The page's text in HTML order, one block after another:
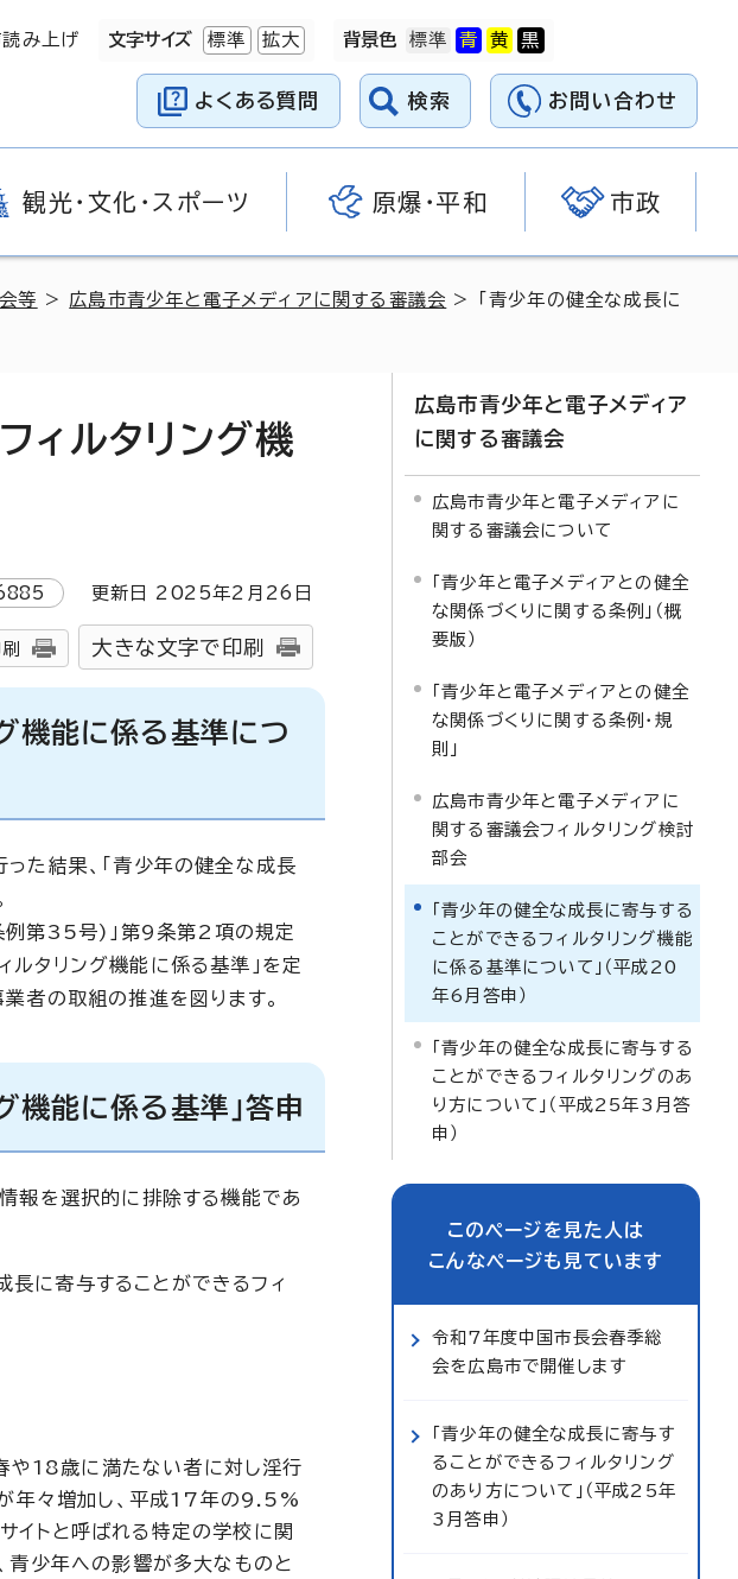
み上げ 文字サイズ 標準 拡大 背景色
よくある質問 検索 お問い合わせ
観光・文化・スポーツ 原爆・平和 市政
等 > 広島市青少年と電子メディアに関する審議会 > 「青少年の健全な成長に
ィルタリング機
更新日 2025年2月 26 日
大きな文字で印刷
機能に係る基準につ
た結果、「青少年の健全な成長
例第35号)」第9条第2項の規定
ルタリング機能に係る基準」を定
者の取組の推進を図ります。
機能に係る基準」答申
報を選択的に排除する機能であ
に寄与することができるフィ
や18歳に満たない者に対し淫行
年々増加し、平成17年の9.5%
トと呼ばれる特定の学校に関
少年への影響が多大なものと
広島市青少年と電子メディア
に関する審議会
広島市青少年と電子メディアに
関する審議会について
「青少年と電子メディアとの健全
な関係づくりに関する条例」（概
要版）
「青少年と電子メディアとの健全
な関係づくりに関する条例・規
則」
広島市青少年と電子メディアに
関する審議会フィルタリング検討
部会
「青少年の健全な成長に寄与する
ことができるフィルタリング機能
に係る基準について」（平成20
年6月答申）
「青少年の健全な成長に寄与する
ことができるフィルタリングのあ
り方について」（平成25年3月答
申）
このページを見た人は
こんなページも見ています
令和7年度中国市長会春季総
会を広島市で開催します
「青少年の健全な成長に寄与す
ることができるフィルタリング
のあり方について」（平成25年
3月答申）